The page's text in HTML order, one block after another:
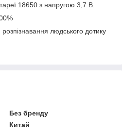
18650 з напругою 3,7 В.
людського дотику
Без бренду
Китай